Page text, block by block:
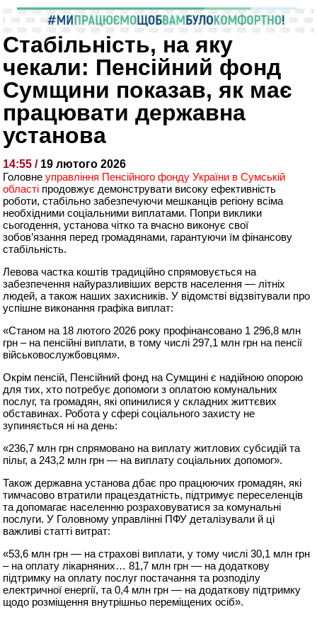
Стабільність, на яку
чекали: Пенсійний фонд
Сумщини показав, як має
працювати державна
установа
14:55 / 19 лютого 2026
Головнеуправління Пенсійного фонду України в Сумській
області продовжує демонструвати високу ефективність
роботи, стабільно забезпечуючи мешканців регіону всіма
необхідними соціальними виплатами. Попри виклики
сьогодення, установа чітко та вчасно виконує свої
зобов’язання перед громадянами, гарантуючи їм фінансову
стабільність.
Левова частка коштів традиційно спрямовується на
забезпечення найуразливіших верств населення — літніх
людей, а також наших захисників. У відомстві відзвітували про
успішне виконання графіка виплат:
«Станом на 18 лютого 2026 року профінансовано 1 296,8 млн
грн – на пенсійні виплати, в тому числі 297,1 млн грн на пенсії
військовослужбовцям».
Окрім пенсій, Пенсійний фонд на Сумщині є надійною опорою
для тих, хто потребує допомоги з оплатою комунальних
послуг, та громадян, які опинилися у складних життєвих
обставинах. Робота у сфері соціального захисту не
зупиняється ні на день:
«236,7 млн грн спрямовано на виплату житлових субсидій та
пільг, а 243,2 млн грн — на виплату соціальних допомог».
Також державна установа дбає про працюючих громадян, які
тимчасово втратили працездатність, підтримує переселенців
та допомагає населенню розраховуватися за комунальні
послуги. У Головному управлінні ПФУ деталізували й ці
важливі статті витрат:
«53,6 млн грн — на страхові виплати, у тому числі 30,1 млн грн
– на оплату лікарняних… 81,7 млн грн — на додаткову
підтримку на оплату послуг постачання та розподілу
електричної енергії, та 0,4 млн грн — на додаткову підтримку
щодо розміщення внутрішньо переміщених осіб».